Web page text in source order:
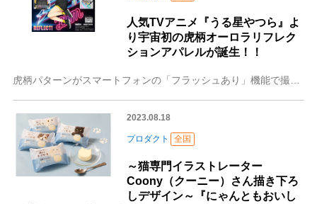
人気TVアニメ『うる星やつら』よ
り宇宙初の虎柄オーロラリフレク
ションアパレルが誕生！！
2023.08.18
プロダクト 全国
～猫専門イラストレーター
Coony（クーニー）さん描き下ろ
しデザイン～『にゃんともおいし